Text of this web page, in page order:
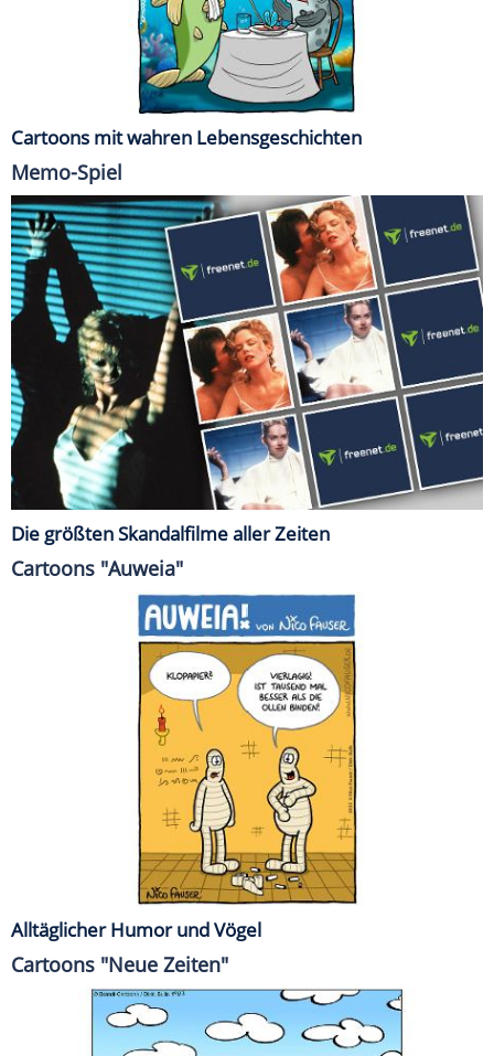
Cartoons mit wahren Lebensgeschichten
Memo-Spiel
Die größten Skandalfilme aller Zeiten
Cartoons "Auweia"
Alltäglicher Humor und Vögel
Cartoons "Neue Zeiten"